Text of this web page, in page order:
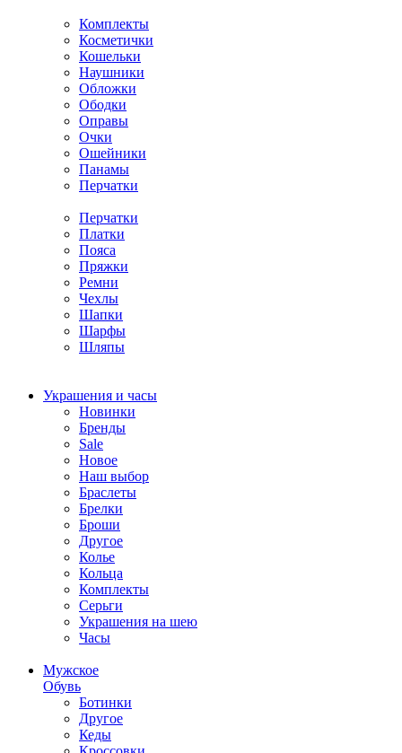
Комплекты
Косметички
Кошельки
Наушники
Обложки
Ободки
Оправы
Очки
Ошейники
Панамы
Перчатки
Перчатки
Платки
Пояса
Пряжки
Ремни
Чехлы
Шапки
Шарфы
Шляпы
Украшения и часы
Новинки
Бренды
Sale
Новое
Наш выбор
Браслеты
Брелки
Броши
Другое
Колье
Кольца
Комплекты
Серьги
Украшения на шею
Часы
Мужское
Обувь
Ботинки
Другое
Кеды